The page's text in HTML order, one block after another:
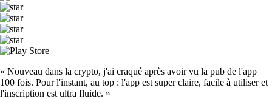
« Nouveau dans la crypto, j'ai craqué après avoir vu la pub de l'app
100 fois. Pour l'instant, au top : l'app est super claire, facile à utiliser et
l'inscription est ultra fluide. »